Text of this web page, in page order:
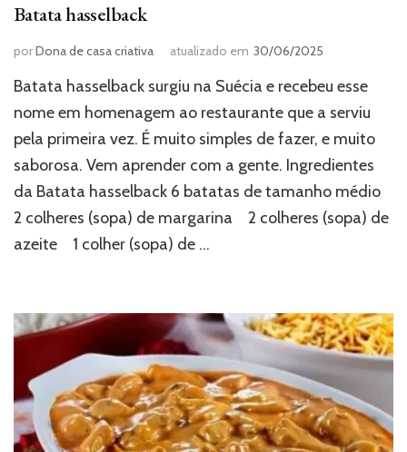
Batata hasselback
porDona de casa criativa atualizado em 30/06/2025
Batata hasselback surgiu na Suécia e recebeu esse
nome em homenagem ao restaurante que a serviu
pela primeira vez. É muito simples de fazer, e muito
saborosa. Vem aprender com a gente. Ingredientes
da Batata hasselback 6 batatas de tamanho médio⠀
2 colheres (sopa) de margarina⠀ 2 colheres (sopa) de
azeite⠀ 1 colher (sopa) de …